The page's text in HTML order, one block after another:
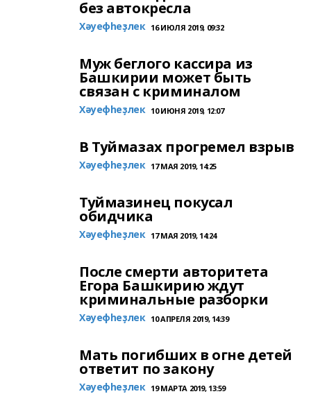
без автокресла
Хәуефһеҙлек 16 ИЮЛЯ 2019, 09:32
Муж беглого кассира из
Башкирии может быть
связан с криминалом
Хәуефһеҙлек 10 ИЮНЯ 2019, 12:07
В Туймазах прогремел взрыв
Хәуефһеҙлек 17 МАЯ 2019, 14:25
Туймазинец покусал
обидчика
Хәуефһеҙлек 17 МАЯ 2019, 14:24
После смерти авторитета
Егора Башкирию ждут
криминальные разборки
Хәуефһеҙлек 10 АПРЕЛЯ 2019, 14:39
Мать погибших в огне детей
ответит по закону
Хәуефһеҙлек 19 МАРТА 2019, 13:59